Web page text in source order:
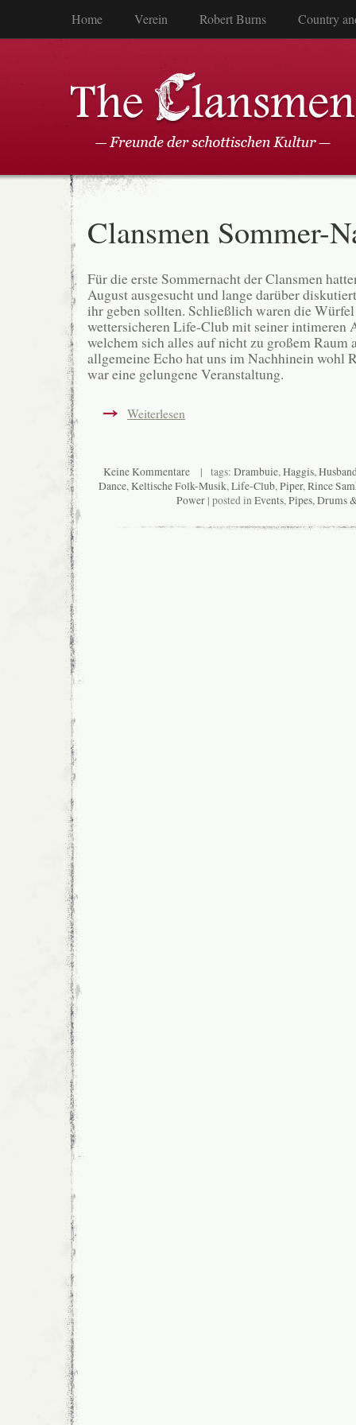
Home Verein Robert Burns Country
Clansmen Sommer-
Für die erste Sommernacht der Clansmen
August ausgesucht und lange darüber
ihr geben sollten. Schließlich waren die
wettersicheren Life-Club mit seiner intimeren
welchem sich alles auf nicht zu großem Raum
allgemeine Echo hat uns im Nachhinein wohl
war eine gelungene Veranstaltung.
Weiterlesen
Keine Kommentare| tags: Drambuie,Haggis,
Dance,Keltische Folk-Musik,Life-Club,Piper,Rince
Power| posted inEvents,Pipes, Drums